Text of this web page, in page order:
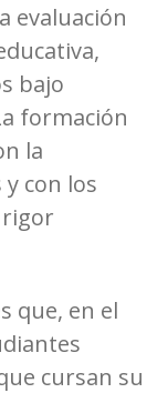
evaluación
bajo
formación
la
con los
rigor
que, en el
cursan su